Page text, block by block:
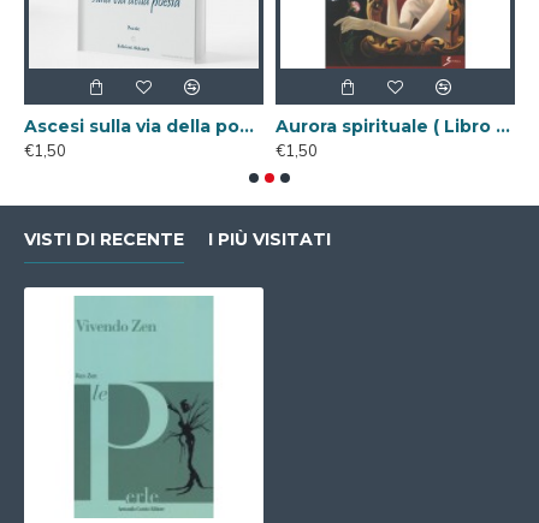
Ascesi sulla via della poesia ( Libro Digitale )
€1,50
Aurora spirituale ( Libro Digitale )
€1,50
VISTI DI RECENTE I PIÙ VISITATI